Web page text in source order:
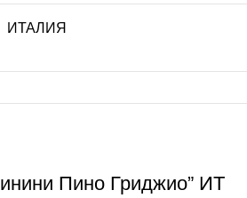
ИТАЛИЯ
Пино Гриджио” ИТ